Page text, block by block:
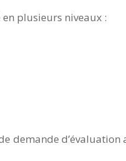
en plusieurs niveaux :
demande